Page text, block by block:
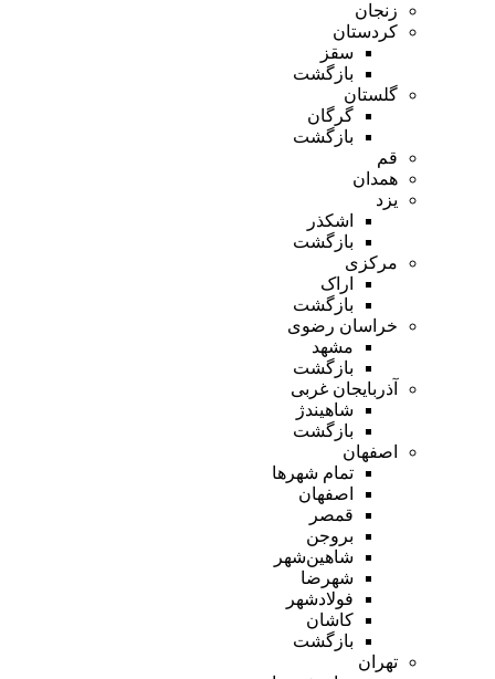
زنجان
کردستان
سقز
بازگشت
گلستان
گرگان
بازگشت
قم
همدان
یزد
اشکذر
بازگشت
مرکزی
اراک
بازگشت
خراسان رضوی
مشهد
بازگشت
آذربایجان غربی
شاهیندژ
بازگشت
اصفهان
تمام شهر‌ها
اصفهان
قمصر
بروجن
شاهین‌شهر
شهرضا
فولادشهر
کاشان
بازگشت
تهران